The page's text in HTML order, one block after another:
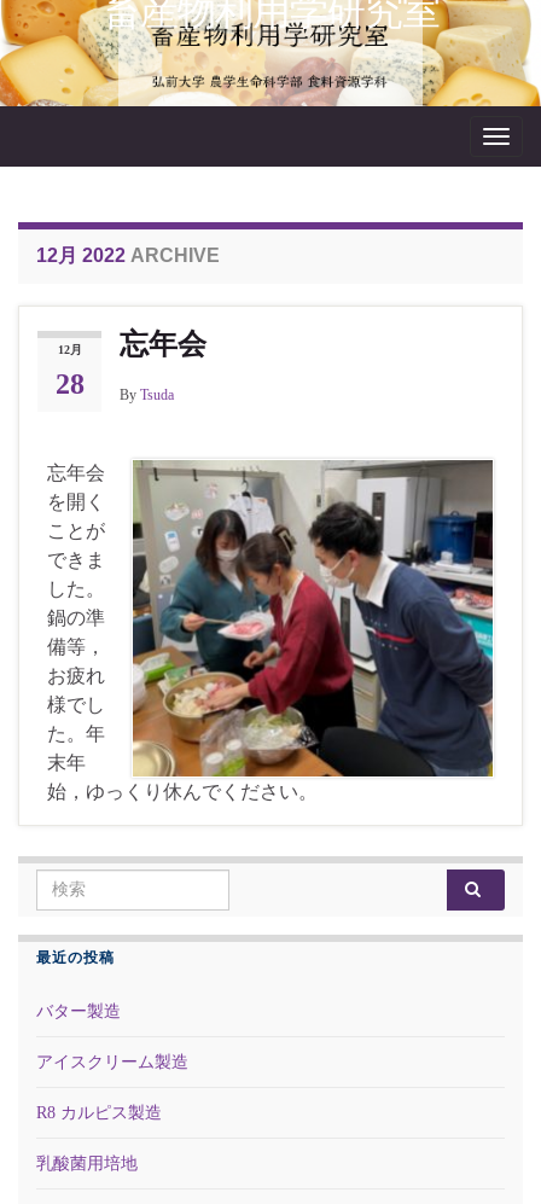
畜産物利用学研究室
12月 2022 ARCHIVE
12月
28
忘年会
By Tsuda
忘年会
を開く
ことが
できま
した。
鍋の準
備等，
お疲れ
様でし
た。年
末年
始，ゆっくり休んでください。
Search for:
最近の投稿
バター製造
アイスクリーム製造
R8 カルピス製造
乳酸菌用培地